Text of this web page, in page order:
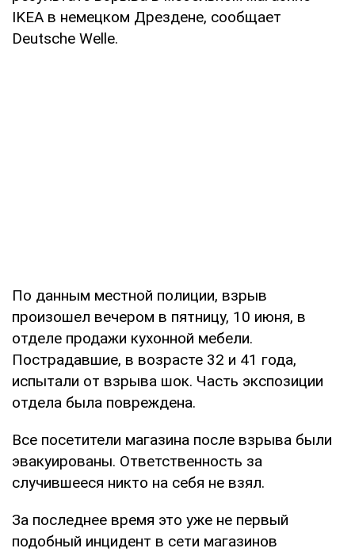
IKEA в немецком Дрездене, сообщает
Deutsche Welle.
По данным местной полиции, взрыв
произошел вечером в пятницу, 10 июня, в
отделе продажи кухонной мебели.
Пострадавшие, в возрасте 32 и 41 года,
испытали от взрыва шок. Часть экспозиции
отдела была повреждена.
Все посетители магазина после взрыва были
эвакуированы. Ответственность за
случившееся никто на себя не взял.
За последнее время это уже не первый
подобный инцидент в сети магазинов